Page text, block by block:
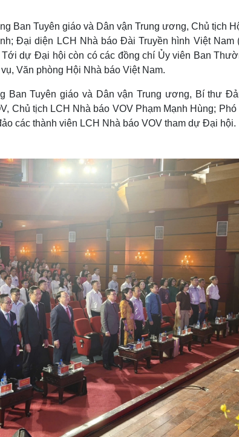
Di sản
Sao Việt
Ban Tuyên giáo và Dân vận Trung ương, Chủ tịch
Đại diện LCH Nhà báo Đài Truyền hình Việt Nam
dự Đại hội còn có các đồng chí Ủy viên Ban
Văn phòng Hội Nhà báo Việt Nam.
Tuyên giáo và Dân vận Trung ương, Bí thư
Chủ tịch LCH Nhà báo VOV Phạm Mạnh Hùng;
các thành viên LCH Nhà báo VOV tham dự Đại hội.